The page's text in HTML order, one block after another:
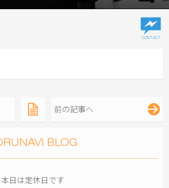
前の記事へ
本日は定休日です